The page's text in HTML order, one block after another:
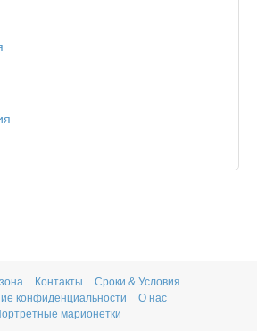
Контакты
Сроки & Условия
конфиденциальности
О нас
марионетки